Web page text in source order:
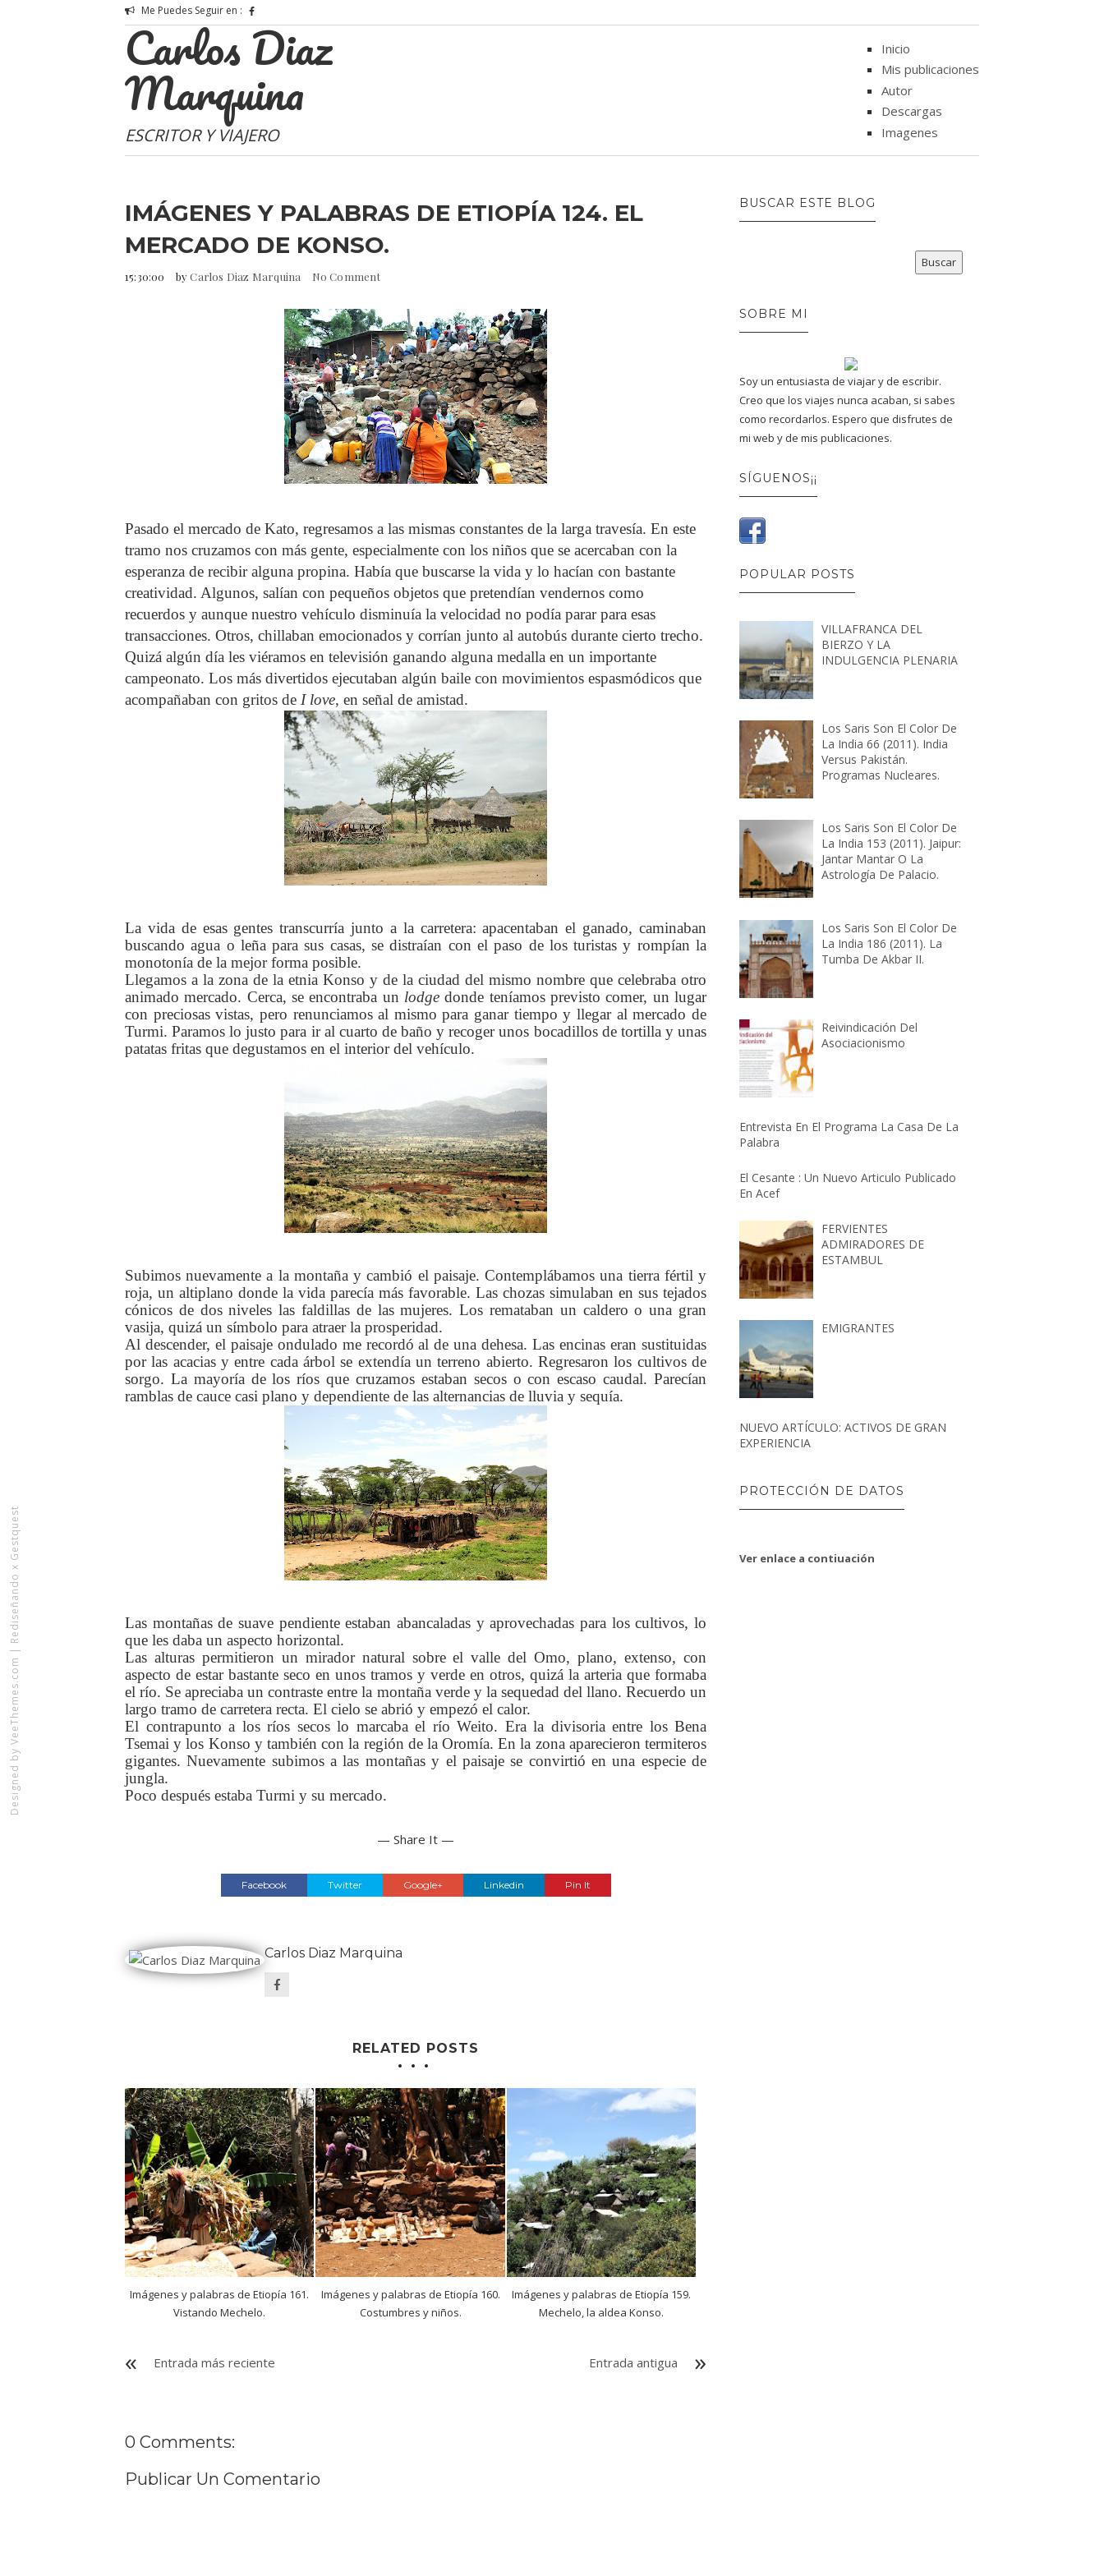
Designed by
VeeThemes.com
|
Rediseñando x Gestquest
Me Puedes Seguir en :
Carlos Diaz
Marquina
ESCRITOR Y VIAJERO
Inicio
Mis publicaciones
Autor
Descargas
Imagenes
IMÁGENES Y PALABRAS DE ETIOPÍA 124. EL
MERCADO DE KONSO.
15:30:00 byCarlos Diaz Marquina No Comment
Pasado el mercado de Kato, regresamos a las mismas constantes de la larga travesía. En este
tramo nos cruzamos con más gente, especialmente con los niños que se acercaban con la
esperanza de recibir alguna propina. Había que buscarse la vida y lo hacían con bastante
creatividad. Algunos, salían con pequeños objetos que pretendían vendernos como
recuerdos y aunque nuestro vehículo disminuía la velocidad no podía parar para esas
transacciones. Otros, chillaban emocionados y corrían junto al autobús durante cierto trecho.
Quizá algún día les viéramos en televisión ganando alguna medalla en un importante
campeonato. Los más divertidos ejecutaban algún baile con movimientos espasmódicos que
acompañaban con gritos de I love, en señal de amistad.
La vida de esas gentes transcurría junto a la carretera: apacentaban el ganado, caminaban
buscando agua o leña para sus casas, se distraían con el paso de los turistas y rompían la
monotonía de la mejor forma posible.
Llegamos a la zona de la etnia Konso y de la ciudad del mismo nombre que celebraba otro
animado mercado. Cerca, se encontraba un lodge donde teníamos previsto comer, un lugar
con preciosas vistas, pero renunciamos al mismo para ganar tiempo y llegar al mercado de
Turmi. Paramos lo justo para ir al cuarto de baño y recoger unos bocadillos de tortilla y unas
patatas fritas que degustamos en el interior del vehículo.
Subimos nuevamente a la montaña y cambió el paisaje. Contemplábamos una tierra fértil y
roja, un altiplano donde la vida parecía más favorable. Las chozas simulaban en sus tejados
cónicos de dos niveles las faldillas de las mujeres. Los remataban un caldero o una gran
vasija, quizá un símbolo para atraer la prosperidad.
Al descender, el paisaje ondulado me recordó al de una dehesa. Las encinas eran sustituidas
por las acacias y entre cada árbol se extendía un terreno abierto. Regresaron los cultivos de
sorgo. La mayoría de los ríos que cruzamos estaban secos o con escaso caudal. Parecían
ramblas de cauce casi plano y dependiente de las alternancias de lluvia y sequía.
Las montañas de suave pendiente estaban abancaladas y aprovechadas para los cultivos, lo
que les daba un aspecto horizontal.
Las alturas permitieron un mirador natural sobre el valle del Omo, plano, extenso, con
aspecto de estar bastante seco en unos tramos y verde en otros, quizá la arteria que formaba
el río. Se apreciaba un contraste entre la montaña verde y la sequedad del llano. Recuerdo un
largo tramo de carretera recta. El cielo se abrió y empezó el calor.
El contrapunto a los ríos secos lo marcaba el río Weito. Era la divisoria entre los Bena
Tsemai y los Konso y también con la región de la Oromía. En la zona aparecieron termiteros
gigantes. Nuevamente subimos a las montañas y el paisaje se convirtió en una especie de
jungla.
Poco después estaba Turmi y su mercado.
— Share It —
Facebook Twitter Google+ Linkedin Pin It
Carlos Diaz Marquina
RELATED POSTS
Imágenes y palabras de Etiopía 161.
Vistando Mechelo.
Imágenes y palabras de Etiopía 160.
Costumbres y niños.
Imágenes y palabras de Etiopía 159.
Mechelo, la aldea Konso.
Entrada más reciente Entrada antigua
0 Comments:
Publicar Un Comentario
BUSCAR ESTE BLOG
SOBRE MI
Soy un entusiasta de viajar y de escribir.
Creo que los viajes nunca acaban, si sabes
como recordarlos. Espero que disfrutes de
mi web y de mis publicaciones.
SÍGUENOS¡¡
POPULAR POSTS
VILLAFRANCA DEL
BIERZO Y LA
INDULGENCIA PLENARIA
Los Saris Son El Color De
La India 66 (2011). India
Versus Pakistán.
Programas Nucleares.
Los Saris Son El Color De
La India 153 (2011). Jaipur:
Jantar Mantar O La
Astrología De Palacio.
Los Saris Son El Color De
La India 186 (2011). La
Tumba De Akbar II.
Reivindicación Del
Asociacionismo
Entrevista En El Programa La Casa De La
Palabra
El Cesante : Un Nuevo Articulo Publicado
En Acef
FERVIENTES
ADMIRADORES DE
ESTAMBUL
EMIGRANTES
NUEVO ARTÍCULO: ACTIVOS DE GRAN
EXPERIENCIA
PROTECCIÓN DE DATOS
Ver enlace a contiuación